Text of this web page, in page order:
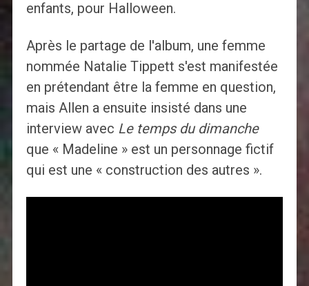
enfants, pour Halloween.
Après le partage de l'album, une femme
nommée Natalie Tippett s'est manifestée
en prétendant être la femme en question,
mais Allen a ensuite insisté dans une
interview avec Le temps du dimanche
que « Madeline » est un personnage fictif
qui est une « construction des autres ».